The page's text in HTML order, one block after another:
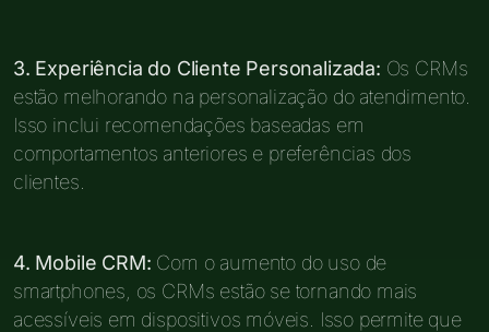
3. Experiência do Cliente Personalizada: Os CRMs
estão melhorando na personalização do atendimento.
Isso inclui recomendações baseadas em
comportamentos anteriores e preferências dos
clientes.
4. Mobile CRM: Com o aumento do uso de
smartphones, os CRMs estão se tornando mais
acessíveis em dispositivos móveis. Isso permite que